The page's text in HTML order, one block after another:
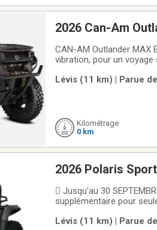
2026 Can-Am
CAN-AM Outlander MAX
vibration, pour un
Lévis (11 km) | Parue
Kilométrage
0 km
2026 Polaris
 Jusqu'au 30
supplémentaire pour
cc de 88 HP VTT
Lévis (11 km) | Parue